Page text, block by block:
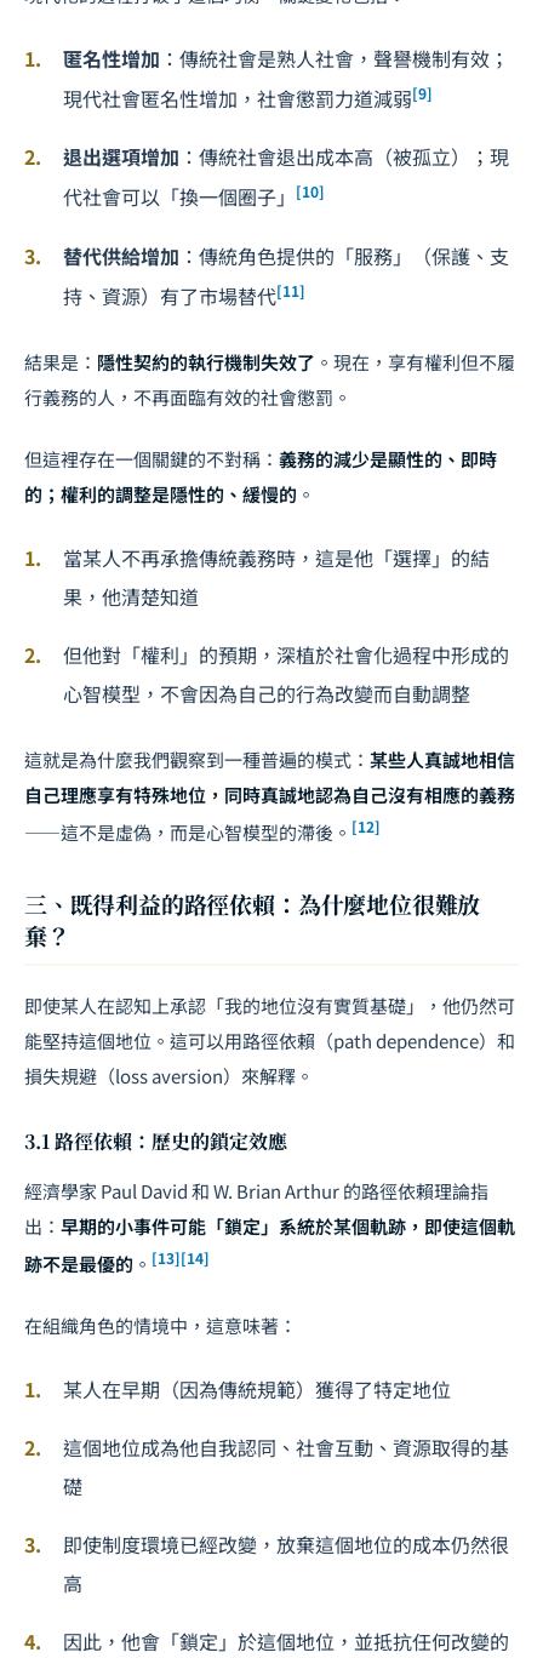
匿名性增加 ：傳統社會是熟人社會，聲譽機制有效；
現代社會匿名性增加，社會懲罰力道減弱[9]
退出選項增加 ：傳統社會退出成本高（被孤立）；現
代社會可以「換一個圈子」
[10]
替代供給增加 ：傳統角色提供的「服務」（保護、支
持、資源）有了市場替代[11]
結果是： 隱性契約的執行機制失效了 。現在，享有權利但不履
行義務的人，不再面臨有效的社會懲罰。
但這裡存在一個關鍵的不對稱： 義務的減少是顯性的、即時
的；權利的調整是隱性的、緩慢的 。
當某人不再承擔傳統義務時，這是他「選擇」的結
果，他清楚知道
但他對「權利」的預期，深植於社會化過程中形成的
心智模型，不會因為自己的行為改變而自動調整
這就是為什麼我們觀察到一種普遍的模式： 某些人真誠地相信
自己理應享有特殊地位，同時真誠地認為自己沒有相應的義務
——這不是虛偽，而是心智模型的滯後。 [12]
三、既得利益的路徑依賴：為什麼地位很難放
棄？
即使某人在認知上承認「我的地位沒有實質基礎」，他仍然可
能堅持這個地位。這可以用路徑依賴（path dependence）和
損失規避（loss aversion）來解釋。
3.1 路徑依賴：歷史的鎖定效應
經濟學家 Paul David 和 W. Brian Arthur 的路徑依賴理論指
出： 早期的小事件可能「鎖定」系統於某個軌跡，即使這個軌
跡不是最優的 。 [13][14]
在組織角色的情境中，這意味著：
某人在早期（因為傳統規範）獲得了特定地位
這個地位成為他自我認同、社會互動、資源取得的基
礎
即使制度環境已經改變，放棄這個地位的成本仍然很
高
因此，他會「鎖定」於這個地位，並抵抗任何改變的